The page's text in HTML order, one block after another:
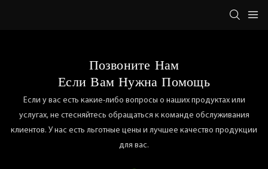
Позвоните Нам
Если Вам Нужна Помощь
Если у вас есть какие-либо вопросы о наших продуктах или
услугах, не стесняйтесь обращаться к команде обслуживания
клиентов. У нас есть льготные цены и лучшее качество продукции
для вас.